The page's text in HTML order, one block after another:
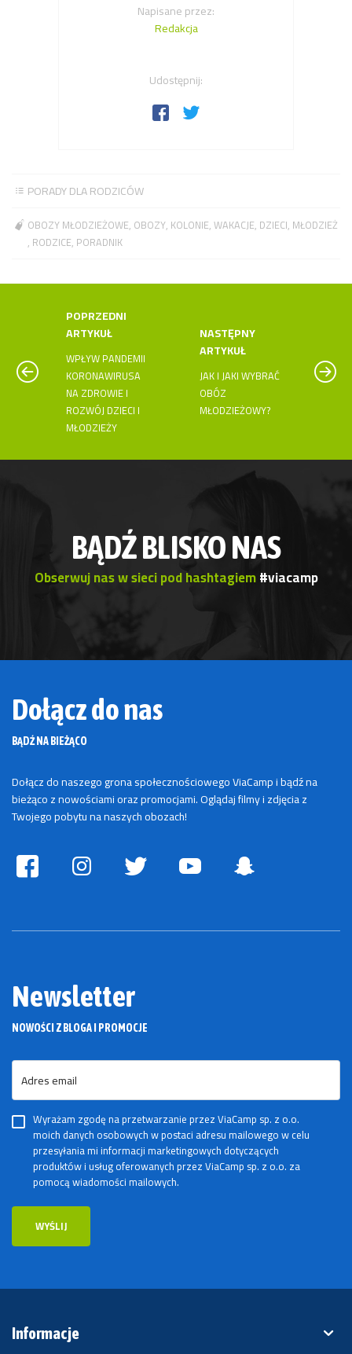
Napisane przez:
Redakcja
Udostępnij:
PORADY DLA RODZICÓW
OBOZY MŁODZIEŻOWE OBOZY KOLONIE WAKACJE DZIECI MŁODZIEŻ
RODZICE PORADNIK
POPRZEDNI
ARTYKUŁ
WPŁYW PANDEMII
KORONAWIRUSA
NA ZDROWIE I
ROZWÓJ DZIECI I
MŁODZIEŻY
NASTĘPNY
ARTYKUŁ
JAK I JAKI WYBRAĆ
OBÓZ
MŁODZIEŻOWY?
BĄDŹ BLISKO NAS
Obserwuj nas w sieci pod hashtagiem#viacamp
Dołącz do nas
BĄDŹ NA BIEŻĄCO
Dołącz do naszego grona społecznościowego ViaCamp i bądź na
bieżąco z nowościami oraz promocjami. Oglądaj filmy i zdjęcia z
Twojego pobytu na naszych obozach!
Newsletter
NOWOŚCI Z BLOGA I PROMOCJE
Adres email
WYŚLIJ
Wyrażam zgodę na przetwarzanie przez ViaCamp sp. z o.o.
moich danych osobowych w postaci adresu mailowego w celu
przesyłania mi informacji marketingowych dotyczących
produktów i usług oferowanych przez ViaCamp sp. z o.o. za
pomocą wiadomości mailowych.
Informacje